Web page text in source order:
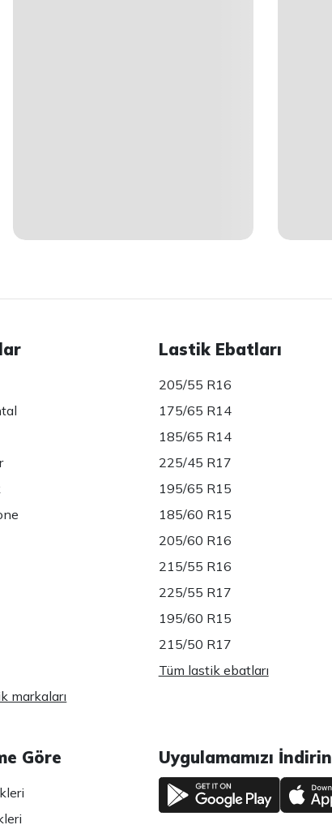
markaları
Lastik Ebatları
205/55 R16
175/65 R14
185/65 R14
225/45 R17
195/65 R15
185/60 R15
205/60 R16
215/55 R16
225/55 R17
195/60 R15
215/50 R17
Tüm lastik ebatları
Göre Uygulamamızı İndirin